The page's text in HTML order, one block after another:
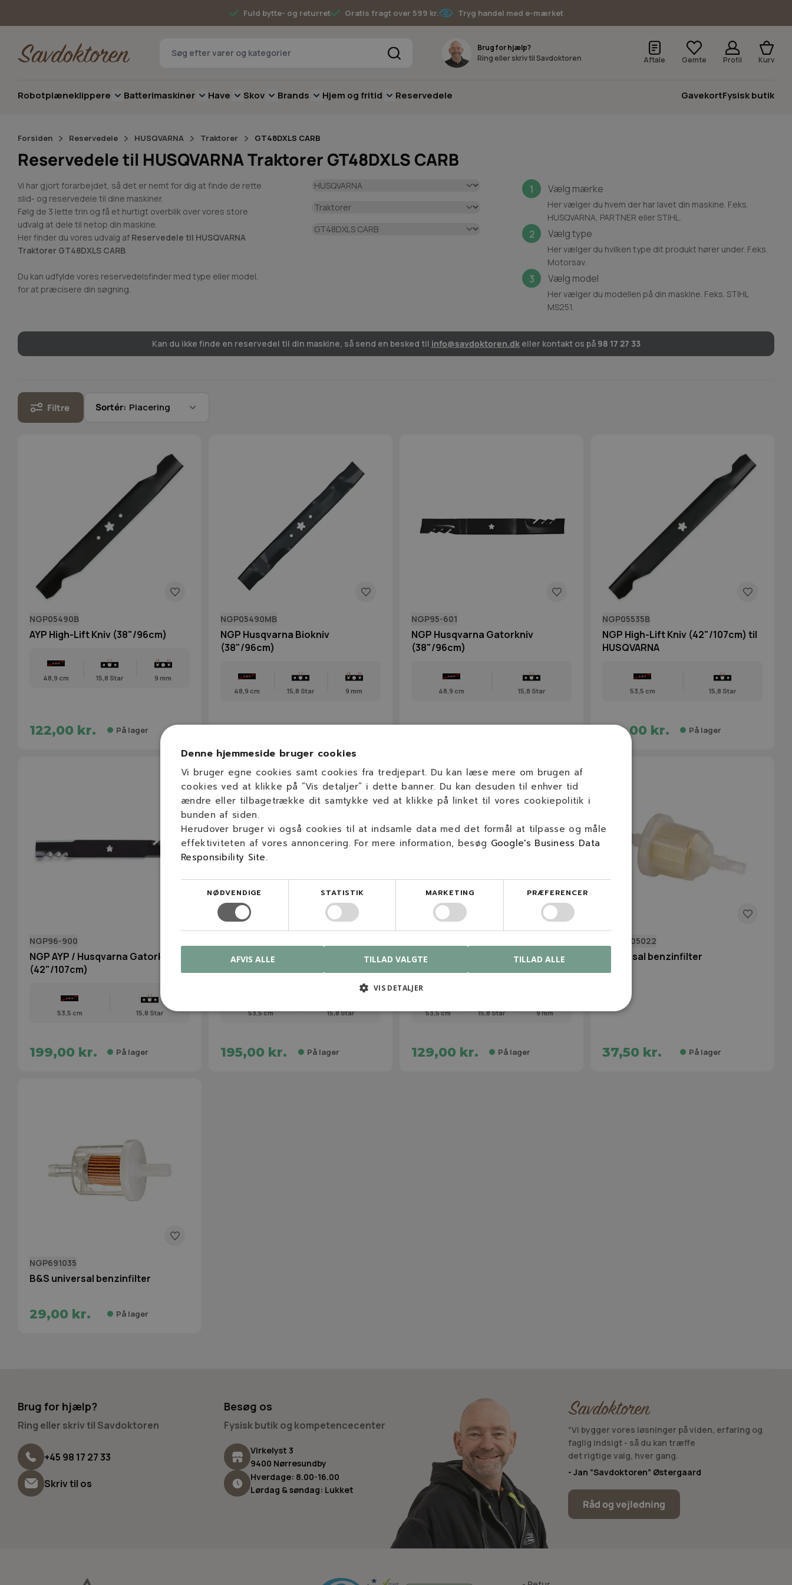
Fuld bytte- og returret Gratis fragt over 599 kr. Tryg handel med e-mærket
Brug for hjælp?
Ring eller skriv til Savdoktoren
Aftale Gemte Profil Kurv
Robotplæneklippere Toggle submenu for Robotplæneklippere
Batterimaskiner Toggle submenu for Batterimaskiner
Have Toggle submenu for Have
Skov Toggle submenu for Skov
Brands Toggle submenu for Brands
Hjem og fritid Toggle submenu for Hjem og fritid
Reservedele GavekortFysisk butik
Forsiden Reservedele HUSQVARNA Traktorer GT48DXLS CARB
Reservedele til HUSQVARNA Traktorer GT48DXLS CARB
Vi har gjort forarbejdet, så det er nemt for dig at finde de rette
slid- og reservedele til dine maskiner.
Følg de 3 lette trin og få et hurtigt overblik over vores store
udvalg at dele til netop din maskine.
Her finder du vores udvalg af Reservedele til HUSQVARNA
Traktorer GT48DXLS CARB.
Du kan udfylde vores reservedelsfinder med type eller model,
for at præcisere din søgning.
1 Vælg mærke
Her vælger du hvem der har lavet din maskine. F.eks.
HUSQVARNA, PARTNER eller STIHL.
2 Vælg type
Her vælger du hvilken type dit produkt hører under. F.eks.
Motorsav.
3 Vælg model
Her vælger du modellen på din maskine. F.eks. STIHL
MS251.
Kan du ikke finde en reservedel til din maskine, så send en besked til info@savdoktoren.dkeller kontakt os på 98 17 27 33
Filtre Sortér:
NGP05490B
AYP High-Lift Kniv (38"/96cm)
48,9 cm 15,8 Star 9 mm
122,00 kr. På lager
NGP05490MB
NGP Husqvarna Biokniv
(38"/96cm)
48,9 cm 15,8 Star 9 mm
NGP95-601
NGP Husqvarna Gatorkniv
(38"/96cm)
48,9 cm 15,8 Star
NGP05535B
NGP High-Lift Kniv (42"/107cm) til
HUSQVARNA
53,5 cm 15,8 Star
129,00 kr. På lager
NGP96-900
NGP AYP / Husqvarna Gatorkniv
(42"/107cm)
53,5 cm 15,8 Star
199,00 kr. På lager
HUSQVARNA High-Lift Kniv
53,5 cm 15,8 Star
195,00 kr. På lager
NGP Husqvarna Biokniv
(42"/107cm)
53,5 cm 15,8 Star 9 mm
129,00 kr. På lager
NGP2505022
Universal benzinfilter
37,50 kr. På lager
NGP691035
B&S universal benzinfilter
29,00 kr. På lager
Brug for hjælp?
Ring eller skriv til Savdoktoren
+45 98 17 27 33
Skriv til os
Besøg os
Fysisk butik og kompetencecenter
Virkelyst 3
9400 Nørresundby
Hverdage: 8.00-16.00
Lørdag & søndag: Lukket
“Vi bygger vores løsninger på viden, erfaring og
faglig indsigt - så du kan træffe
det rigtige valg, hver gang.
- Jan “Savdoktoren” Østergaard
Råd og vejledning
Denne hjemmeside bruger cookies
Vi bruger egne cookies samt cookies fra tredjepart. Du kan læse mere om brugen af
cookies ved at klikke på ”Vis detaljer” i dette banner. Du kan desuden til enhver tid
ændre eller tilbagetrække dit samtykke ved at klikke på linket til vores cookiepolitik i
bunden af siden.
Herudover bruger vi også cookies til at indsamle data med det formål at tilpasse og måle
effektiviteten af vores annoncering. For mere information, besøg Google's Business Data
Responsibility Site.
NØDVENDIGE STATISTIK MARKETING PRÆFERENCER
TILLAD VALGTE TILLAD ALLE
AFVIS ALLE
VIS DETALJER